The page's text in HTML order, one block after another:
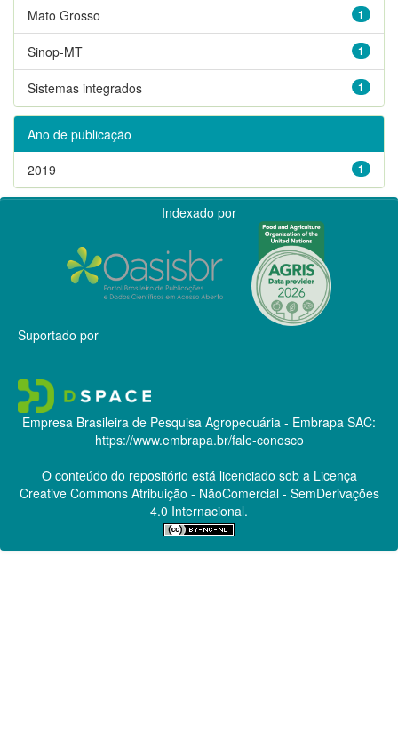
1
Mato Grosso
1
Sinop-MT
1
Sistemas integrados
Ano de publicação
1
2019
Indexado por
Suportado por
Empresa Brasileira de Pesquisa Agropecuária - Embrapa SAC:
https://www.embrapa.br/fale-conosco
O conteúdo do repositório está licenciado sob a Licença
Creative CommonsAtribuição - NãoComercial - SemDerivações
4.0 Internacional.